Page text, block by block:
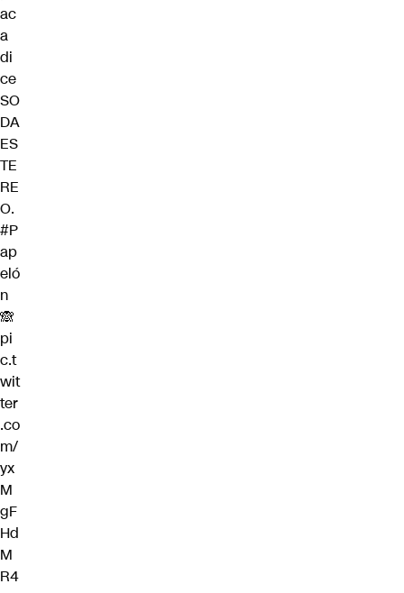
ac
a
di
ce
SO
DA
ES
TE
RE
O.
#P
ap
eló
n
🙈
pi
c.t
wit
ter
.co
m/
yx
M
gF
Hd
M
R4